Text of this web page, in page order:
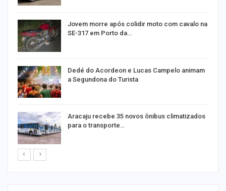
Jovem morre após colidir moto com cavalo na
SE-317 em Porto da…
Dedé do Acordeon e Lucas Campelo animam
a Segundona do Turista
Aracaju recebe 35 novos ônibus climatizados
para o transporte…